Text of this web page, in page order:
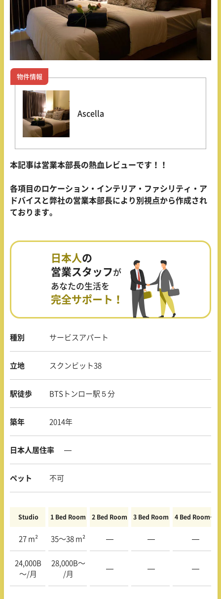
物件情報
Ascella
本記事は営業本部長の熱血レビューです！！
各項目のロケーション・インテリア・ファシリティ・ア
ドバイスと弊社の営業本部長により別視点から作成され
ております。
種別 サービスアパート
立地 スクンビット38
駅徒歩 BTSトンロー駅５分
築年 2014年
日本人居住率 —
ペット 不可
日本人 の
営業スタッフが
あなたの生活を
完全サポート！
Studio 1 Bed Room 2 Bed Room 3 Bed Room 4 Bed Room〜
27 m² 35〜38 m² — — —
24,000B
〜/月
28,000B〜
/月
— — —